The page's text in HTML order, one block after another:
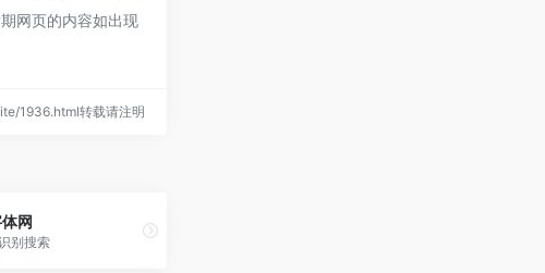
网页的内容如出现
1936.html转载请注明
网
别搜索